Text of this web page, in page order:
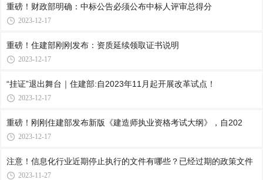
重磅！财政部明确：中标公告必须公布中标人评审总得分
2023-12-17
重磅！住建部刚刚发布：资质延续领取证书说明
2023-12-17
“挂证”退出舞台｜住建部:自2023年11月起开展改革试点！
2023-12-17
重磅！刚刚住建部发布新版《建造师执业资格考试大纲》，自202
2023-12-17
注意！信息化行业近期停止执行的文件有哪些？已经过期的政策文件
2023-11-27